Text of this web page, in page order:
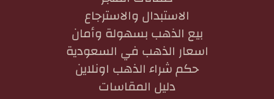
الاستبدال والاسترجاع
بيع الذهب بسهولة وأمان
اسعار الذهب في السعودية
حكم شراء الذهب اونلاين
دليل المقاسات